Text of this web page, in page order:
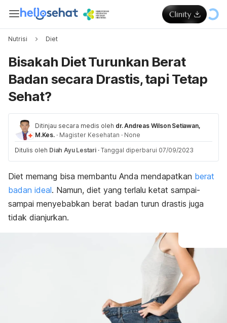
Nutrisi Diet
Bisakah Diet Turunkan Berat
Badan secara Drastis, tapi Tetap
Sehat?
Ditinjau secara medis oleh dr. Andreas Wilson Setiawan,
M.Kes. · Magister Kesehatan · None
Ditulis oleh Diah Ayu Lestari · Tanggal diperbarui 07/09/2023
Diet memang bisa membantu Anda mendapatkan berat
badan ideal. Namun, diet yang terlalu ketat sampai-
sampai menyebabkan berat badan turun drastis juga
tidak dianjurkan.